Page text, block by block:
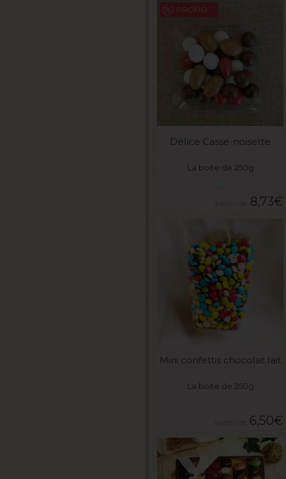
PROMO
Délice Casse-noisette
La boite de 250g
8,73€
Mini confettis chocolat lait
La boite de 250g
6,50€